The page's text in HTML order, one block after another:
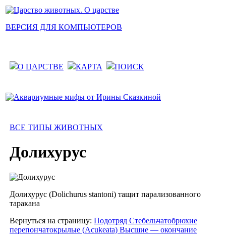
ВЕРСИЯ ДЛЯ КОМПЬЮТЕРОВ
О ЦАРСТВЕ КАРТА ПОИСК
ВСЕ ТИПЫ ЖИВОТНЫХ
Долихурус
Долихурус (Dolichurus stantoni) тащит парализованного
таракана
Вернуться на страницу: Подотряд Стебельчатобрюхие
перепончатокрылые (Acukeata) Высшие — окончание